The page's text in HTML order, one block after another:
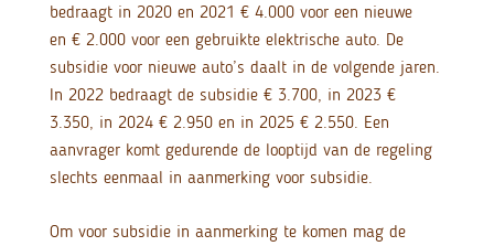
bedraagt in 2020 en 2021 € 4.000 voor een nieuwe
en € 2.000 voor een gebruikte elektrische auto. De
subsidie voor nieuwe auto’s daalt in de volgende jaren.
In 2022 bedraagt de subsidie € 3.700, in 2023 €
3.350, in 2024 € 2.950 en in 2025 € 2.550. Een
aanvrager komt gedurende de looptijd van de regeling
slechts eenmaal in aanmerking voor subsidie.
Om voor subsidie in aanmerking te komen mag de